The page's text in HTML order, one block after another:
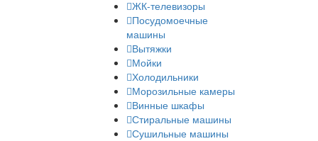
ЖК-телевизоры
Посудомоечные
машины
Вытяжки
Мойки
Холодильники
Морозильные камеры
Винные шкафы
Стиральные машины
Сушильные машины